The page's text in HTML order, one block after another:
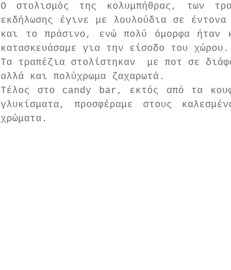
Ο στολισμός της κολυμπήθρας, των
εκδήλωσης έγινε με λουλούδια σε
και το πράσινο, ενώ πολύ όμορφα ήταν
κατασκευάσαμε για την είσοδο του χώρου.
Τα τραπέζια στολίστηκαν  με ποτ σε
αλλά και πολύχρωμα ζαχαρωτά.
Τέλος στο candy bar, εκτός από τα
γλυκίσματα, προσφέραμε στους
χρώματα.